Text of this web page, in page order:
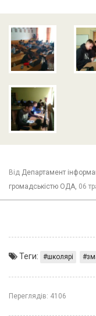
Від Департамент
громадськістю ОДА, 06
Теги: школярі
Переглядів: 4106